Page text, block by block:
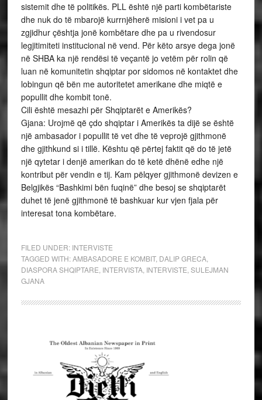
sistemit dhe të politikës. PLL është një parti kombëtariste
dhe nuk do të mbarojë kurrnjëherë misioni i vet pa u
zgjidhur çështja jonë kombëtare dhe pa u rivendosur
legjitimiteti institucional në vend. Për këto arsye dega jonë
në SHBA ka një rendësi të veçantë jo vetëm për rolin që
luan në komunitetin shqiptar por sidomos në kontaktet dhe
lobingun që bën me autoritetet amerikane dhe miqtë e
popullit dhe kombit tonë.
Cili është mesazhi për Shqiptarët e Amerikës?
Gjana: Urojmë që çdo shqiptar i Amerikës ta dijë se është
një ambasador i popullit të vet dhe të veprojë gjithmonë
dhe gjithkund si i tillë. Kështu që përtej faktit që do të jetë
një qytetar i denjë amerikan do të ketë dhënë edhe një
kontribut për vendin e tij. Kam pëlqyer gjithmonë devizen e
Belgjikës “Bashkimi bën fuqinë” dhe besoj se shqiptarët
duhet të jenë gjithmonë të bashkuar kur vjen fjala për
interesat tona kombëtare.
FILED UNDER: INTERVISTE
TAGGED WITH:AMBASADORE E KOMBIT, DALIP GRECA,
DIASPORA SHQIPTARE INTERVISTA, INTERVISTE SULEJMAN
GJANA